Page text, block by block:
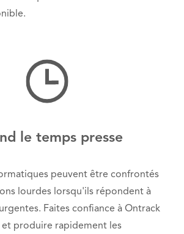
le temps presse
peuvent être confrontés
lourdes lorsqu'ils répondent à
Faites confiance à Ontrack
produire rapidement les